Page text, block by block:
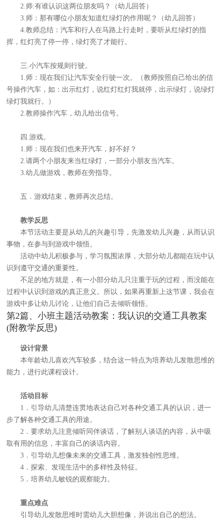
2.师:有谁认识这两位朋友吗？（幼儿回答）
3.师：那有哪位小朋友知道红绿灯的作用呢？（幼儿回答）
4.教师总结：汽车和行人在马路上行走时，要听从红绿灯的指
挥，红灯亮了停一停，绿灯亮了才能行。
三.小汽车按规则行驶。
1.师：现在我们让汽车安全行驶一次。（教师按照自己给出的信
号操作汽车，如：出示红灯，说红灯红灯我就停，出示绿灯，说绿灯
绿灯我就行。）
2.教师操作汽车，幼儿给出信号。
四.游戏。
1.师：现在我们也来开汽车，好不好？
2.请两个小朋友来当红绿灯，一部分小朋友当汽车。
3.幼儿做游戏，教师在旁指导。
五．游戏结束，教师再次总结。
教学反思
本节活动主要是从幼儿的兴趣引导，先激发幼儿兴趣，从而认识
事物，在参与到游戏中领悟。
活动中幼儿积极参与，学习氛围浓厚，大部分幼儿都能在玩中认
识到遵守交通的重要性。
不足的地方就是，有一小部分幼儿只注重于玩的过程，而没能在
过程中认识到游戏的真正意义。所以，如果再重新上这节课，我会在
游戏中多让幼儿讨论，让他们自己去倾听领悟。
第2篇、小班主题活动教案：我认识的交通工具教案
(附教学反思)
设计背景
本年龄幼儿喜欢汽车较多，结合这一特点为培养幼儿发散思维的
能力，进行此课程设计。
活动目标
1．引导幼儿清楚连贯地表达自己对各种交通工具的认识，进一
步了解各种交通工具的用途。
2．要求幼儿注意倾听同伴谈话，了解别人谈话的内容，从中吸
取有用的信息，丰富自己的谈话内容。
3．引导幼儿想像未来的交通工具，激发独创性思维。
4．探索、发现生活中的多样性及特征。
5．培养幼儿敏锐的观察能力。
重点难点
引导幼儿发散思维时需幼儿大胆想像，并说出自己的想法。